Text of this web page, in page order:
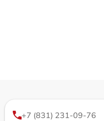
+7 (831) 231-09-76